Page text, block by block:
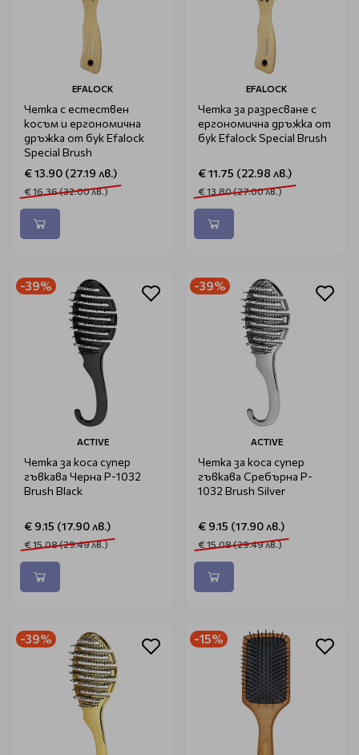
EFALOCK
Четка с естествен
косъм и ергономична
дръжка от бук Efalock
Special Brush
€ 13.90 (27.19 лв.)
€ 16.36 (32.00 лв.)
EFALOCK
Четка за разресване с
ергономична дръжка от
бук Efalock Special Brush
€ 11.75 (22.98 лв.)
€ 13.80 (27.00 лв.)
-39%
ACTIVE
Четка за коса супер
гъвкава Черна P-1032
Brush Black
€ 9.15 (17.90 лв.)
€ 15.08 (29.49 лв.)
-39%
ACTIVE
Четка за коса супер
гъвкава Сребърна P-
1032 Brush Silver
€ 9.15 (17.90 лв.)
€ 15.08 (29.49 лв.)
-39% -15%